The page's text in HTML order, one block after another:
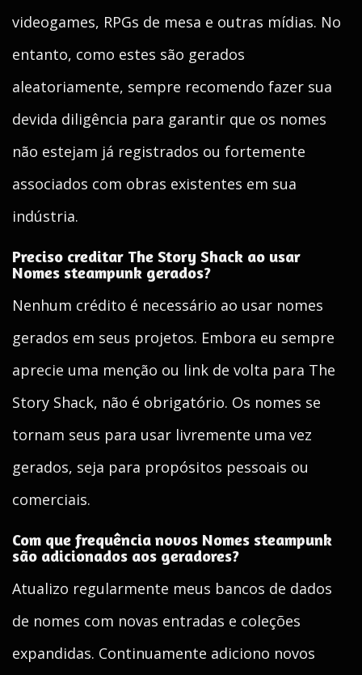
videogames, RPGs de mesa e outras mídias. No
entanto, como estes são gerados
aleatoriamente, sempre recomendo fazer sua
devida diligência para garantir que os nomes
não estejam já registrados ou fortemente
associados com obras existentes em sua
indústria.
Preciso creditar The Story Shack ao usar
Nomes steampunk gerados?
Nenhum crédito é necessário ao usar nomes
gerados em seus projetos. Embora eu sempre
aprecie uma menção ou link de volta para The
Story Shack, não é obrigatório. Os nomes se
tornam seus para usar livremente uma vez
gerados, seja para propósitos pessoais ou
comerciais.
Com que frequência novos Nomes steampunk
são adicionados aos geradores?
Atualizo regularmente meus bancos de dados
de nomes com novas entradas e coleções
expandidas. Continuamente adiciono novos